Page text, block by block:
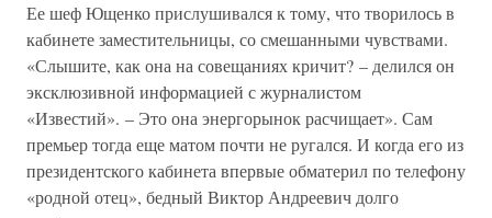
Ее шеф Ющенко прислушивался к тому, что творилось в
кабинете заместительницы, со смешанными чувствами.
«Слышите, как она на совещаниях кричит? – делился он
эксклюзивной информацией с журналистом
«Известий». – Это она энергорынок расчищает». Сам
премьер тогда еще матом почти не ругался. И когда его из
президентского кабинета впервые обматерил по телефону
«родной отец», бедный Виктор Андреевич долго